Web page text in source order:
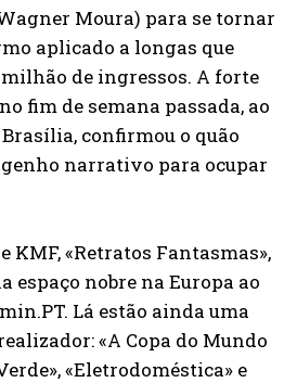
Moura) para se tornar
aplicado a longas que
de ingressos. A forte
fim de semana passada, ao
confirmou o quão
narrativo para ocupar
KMF, «Retratos Fantasmas»,
espaço nobre na Europa ao
Lá estão ainda uma
«A Copa do Mundo
«Eletrodoméstica» e